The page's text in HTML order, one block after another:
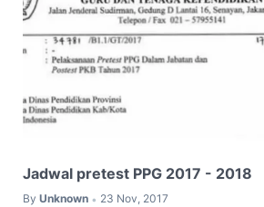
Jadwal pretest PPG 2017 - 2018
By Unknown • 23 Nov, 2017